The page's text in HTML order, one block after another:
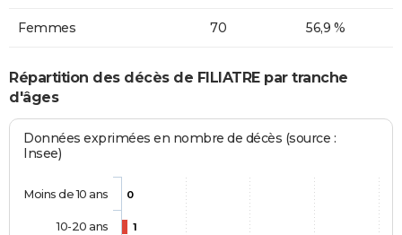
Femmes 70 56,9 %
Répartition des décès de FILIATRE par tranche
d'âges
Données exprimées en nombre de décès (source :
Insee)
0
1
Moins de 10 ans
10-20 ans